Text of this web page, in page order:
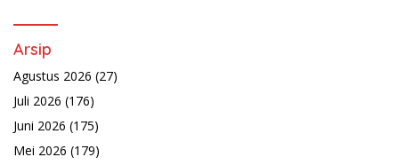
Arsip
Agustus 2026 (27)
Juli 2026 (176)
Juni 2026 (175)
Mei 2026 (179)